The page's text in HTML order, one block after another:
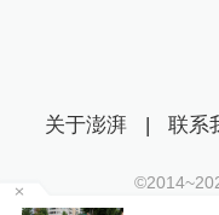
关于澎湃 | 联系
©2014~